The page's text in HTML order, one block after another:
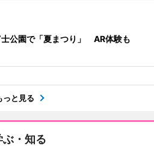
公園で「夏まつり」 AR体験も
っと見る
ぶ・知る